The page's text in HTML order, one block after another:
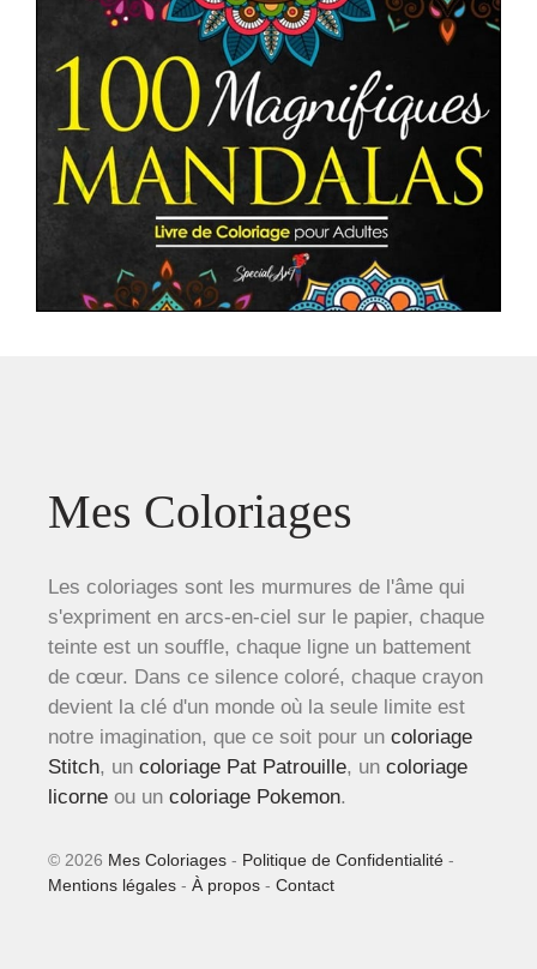
Mes Coloriages
Les coloriages sont les murmures de l'âme qui
s'expriment en arcs-en-ciel sur le papier, chaque
teinte est un souffle, chaque ligne un battement
de cœur. Dans ce silence coloré, chaque crayon
devient la clé d'un monde où la seule limite est
notre imagination, que ce soit pour un coloriage
Stitch, un coloriage Pat Patrouille, un coloriage
licorne ou un coloriage Pokemon.
© 2026 Mes Coloriages - Politique de Confidentialité -
Mentions légales - À propos - Contact